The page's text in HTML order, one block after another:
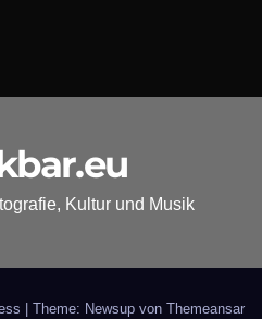
Kultur und Musik
| Theme: Newsup von Themeansar